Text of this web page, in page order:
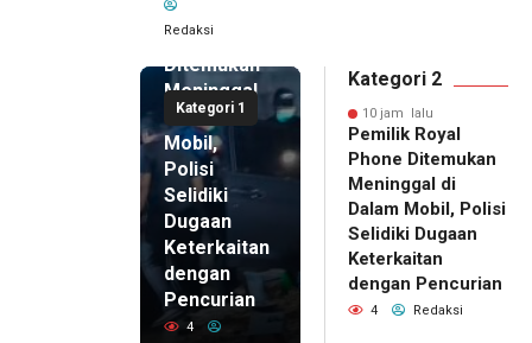
Redaksi
Kategori 1
Royal
Phone
Ditemukan
Meninggal
di Dalam
Mobil,
Polisi
Selidiki
Dugaan
Keterkaitan
dengan
Pencurian
4
Kategori 2
10 jam lalu
Pemilik Royal
Phone Ditemukan
Meninggal di
Dalam Mobil, Polisi
Selidiki Dugaan
Keterkaitan
dengan Pencurian
4 Redaksi